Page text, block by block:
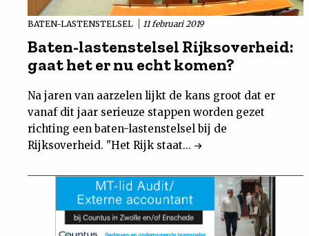
BATEN-LASTENSTELSEL 11 februari 2019
Baten-lastenstelsel Rijksoverheid:
gaat het er nu echt komen?
Na jaren van aarzelen lijkt de kans groot dat er
vanaf dit jaar serieuze stappen worden gezet
richting een baten-lastenstelsel bij de
Rijksoverheid. "Het Rijk staat...